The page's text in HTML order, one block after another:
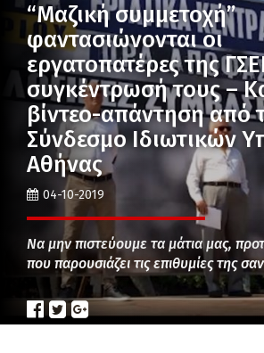
“Μαζική συμμετοχή”
φαντασιώνονται οι
εργατοπατέρες της
συγκέντρωσή τους –
βίντεο-απάντηση από
Σύνδεσμο Ιδιωτικών
Αθήνας
04-10-2019
Να μην πιστεύουμε τα μάτια μας,
που παρουσιάζει τις επιθυμίες της